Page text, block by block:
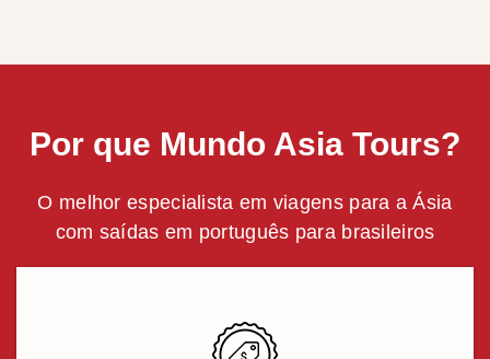
Por que Mundo Asia Tours?
O melhor especialista em viagens para a Ásia
com saídas em português para brasileiros